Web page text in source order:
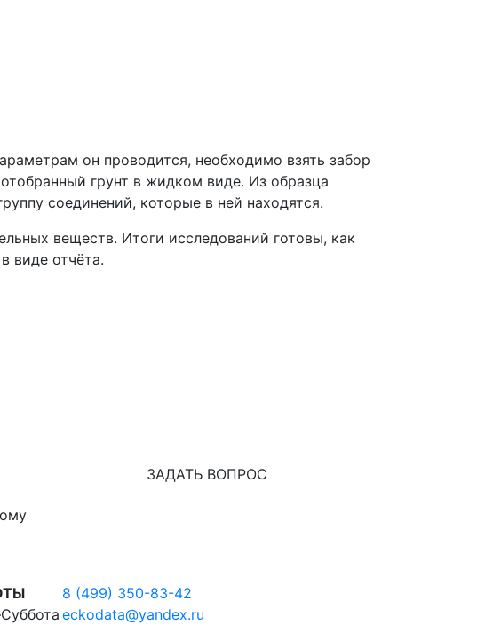
он проводится, необходимо взять забор
грунт в жидком виде. Из образца
соединений, которые в ней находятся.
веществ. Итоги исследований готовы, как
виде отчёта.
ЗАДАТЬ ВОПРОС
8 (499) 350-83-42
eckodata@yandex.ru